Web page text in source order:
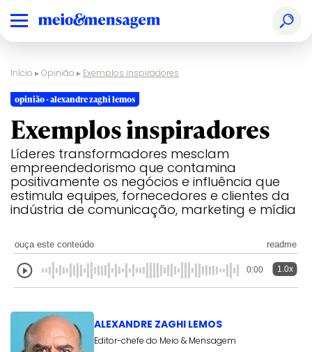
Início ▸Opinião ▸ Exemplos inspiradores
opinião - alexandre zaghi lemos
Exemplos inspiradores
Líderes transformadores mesclam
empreendedorismo que contamina
positivamente os negócios e influência que
estimula equipes, fornecedores e clientes da
indústria de comunicação, marketing e mídia
ouça este conteúdo readme
0:00 1.0x
ALEXANDRE ZAGHI LEMOS
Editor-chefe do Meio & Mensagem